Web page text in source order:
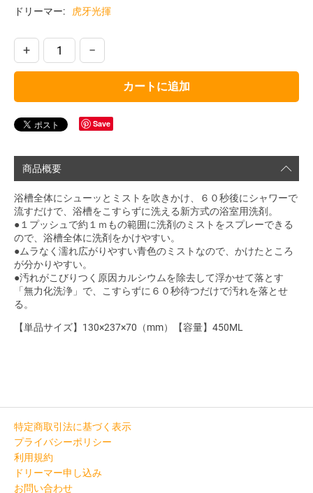
ドリーマー: 虎牙光揮
+ −
カートに追加
Save
商品概要
浴槽全体にシューッとミストを吹きかけ、６０秒後にシャワーで
流すだけで、浴槽をこすらずに洗える新方式の浴室用洗剤。
●１プッシュで約１ｍもの範囲に洗剤のミストをスプレーできる
ので、浴槽全体に洗剤をかけやすい。
●ムラなく濡れ広がりやすい青色のミストなので、かけたところ
が分かりやすい。
●汚れがこびりつく原因カルシウムを除去して浮かせて落とす
「無力化洗浄」で、こすらずに６０秒待つだけで汚れを落とせ
る。
【単品サイズ】130×237×70（mm）【容量】450ML
特定商取引法に基づく表示
プライバシーポリシー
利用規約
ドリーマー申し込み
お問い合わせ